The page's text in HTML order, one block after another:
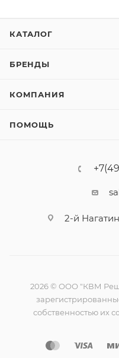
КАТАЛОГ
БРЕНДЫ
КОМПАНИЯ
ПОМОЩЬ
2-й
2026 © ООО "КВМ
собственностью их